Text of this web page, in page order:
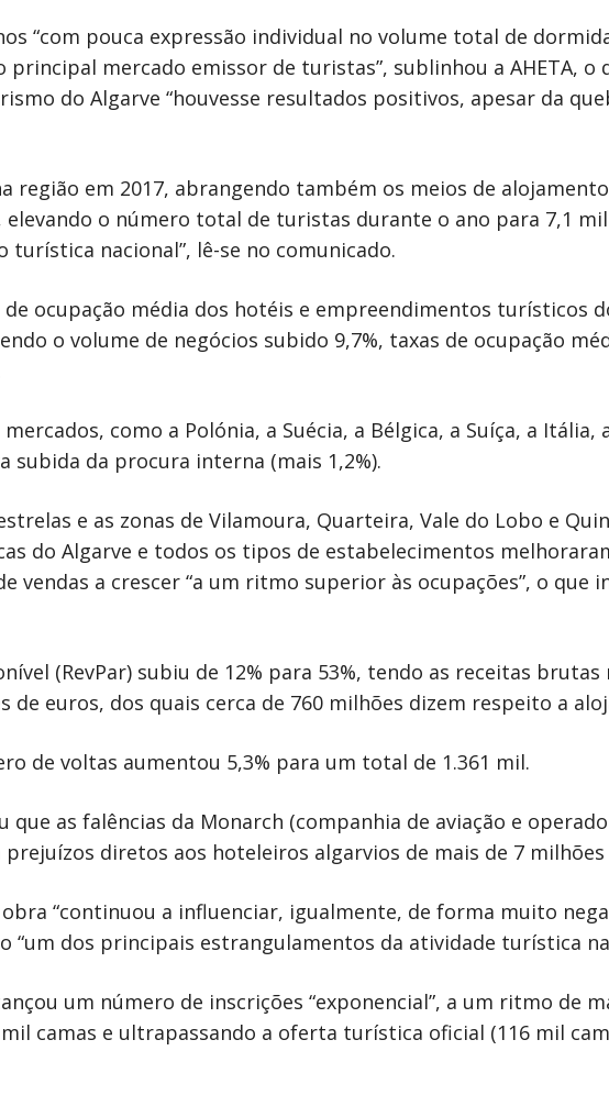
“com pouca expressão individual no volume total de
principal mercado emissor de turistas”, sublinhou a AHETA,
do Algarve “houvesse resultados positivos, apesar da
região em 2017, abrangendo também os meios de
o número total de turistas durante o ano para 7,1
nacional”, lê-se no comunicado.
de ocupação média dos hotéis e empreendimentos turísticos
o volume de negócios subido 9,7%, taxas de ocupação
como a Polónia, a Suécia, a Bélgica, a Suíça, a Itália,
subida da procura interna (mais 1,2%).
e as zonas de Vilamoura, Quarteira, Vale do Lobo e
do Algarve e todos os tipos de estabelecimentos
vendas a crescer “a um ritmo superior às ocupações”, o que
(RevPar) subiu de 12% para 53%, tendo as receitas
de euros, dos quais cerca de 760 milhões dizem respeito a
de voltas aumentou 5,3% para um total de 1.361 mil.
que as falências da Monarch (companhia de aviação e
prejuízos diretos aos hoteleiros algarvios de mais de 7 milhões
“continuou a influenciar, igualmente, de forma muito
dos principais estrangulamentos da atividade turística na
um número de inscrições “exponencial”, a um ritmo de
camas e ultrapassando a oferta turística oficial (116 mil